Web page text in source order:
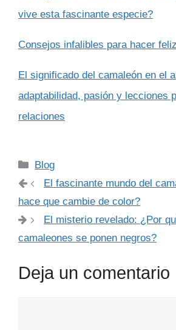
vive esta fascinante especie?
Consejos infalibles para hacer
El significado del camaleón en el
adaptabilidad, pasión y lecciones
relaciones
Categorías
Blog
El fascinante mundo del
hace que cambie de color?
El misterio revelado: ¿Por
camaleones se ponen negros?
Deja un comentario